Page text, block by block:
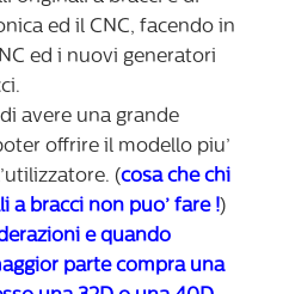
ed il CNC, facendo in
ed i nuovi generatori
avere una grande
offrire il modello piu’
(cosa che chi
a bracci non puo’ fare !)
e quando
parte compra una